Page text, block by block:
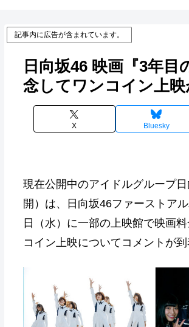
記事内に広告が含まれています。
日向坂46 映画『3年
念してワンコイン上映
X Bluesky
現在公開中のアイドルグループ
開）は、日向坂46ファーストア
日（水）に一部の上映館で映画
コイン上映についてコメントが到